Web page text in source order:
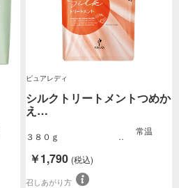
ピュアレディ
シルクトリートメントつめか
え…
３８０ｇ 常温
￥1,790 (税込)
召しあがり方